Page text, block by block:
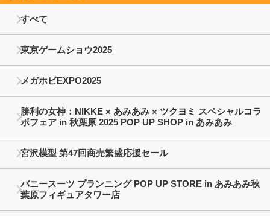
すべて
東京ゲームショウ2025
メガホビEXPO2025
勝利の女神：NIKKE × あみあみ × ツクヨミ スペシャルコラ
ボフェア in 秋葉原 2025 POP UP SHOP in あみあみ
宮沢模型 第47回商売繁盛応援セール
バニースーツ プランニング POP UP STORE in あみあみ秋
葉原フィギュアタワー店